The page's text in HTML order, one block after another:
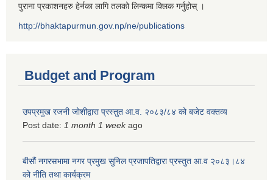
पुराना प्रकाशनहरु हेर्नका लागि तलको लिन्कमा क्लिक गर्नुहोस् ।
http://bhaktapurmun.gov.np/ne/publications
Budget and Program
उपप्रमुख रजनी जोशीद्वारा प्रस्तुत आ.व. २०८३/८४ को बजेट वक्तव्य
Post date: 1 month 1 weekago
बीसौं नगरसभामा नगर प्रमुख सुनिल प्रजापतिद्वारा प्रस्तुत आ.व‍ २०८३।८४
को नीति तथा कार्यक्रम